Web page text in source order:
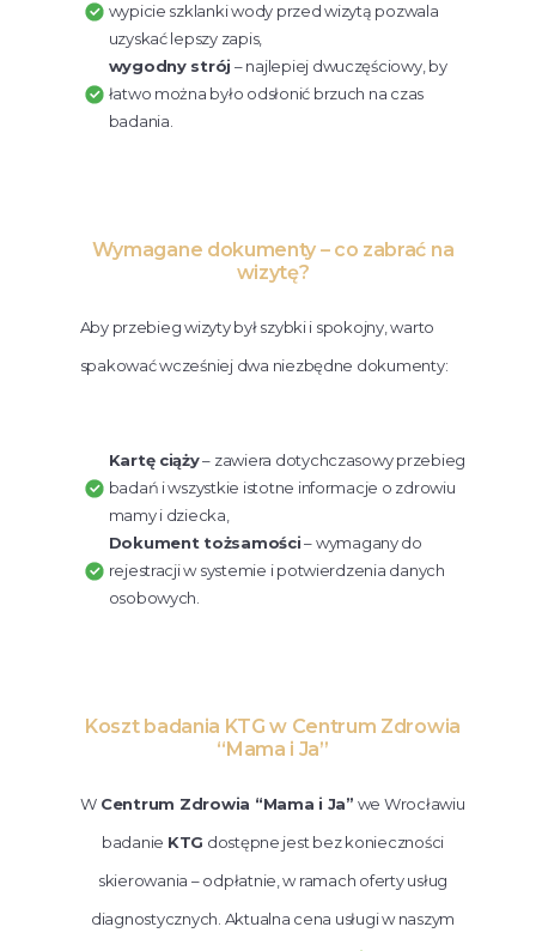
wypicie szklanki wody przed wizytą pozwala
uzyskać lepszy zapis,
wygodny strój – najlepiej dwuczęściowy, by
łatwo można było odsłonić brzuch na czas
badania.
Wymagane dokumenty – co zabrać na
wizytę?
Aby przebieg wizyty był szybki i spokojny, warto
spakować wcześniej dwa niezbędne dokumenty:
Kartę ciąży– zawiera dotychczasowy przebieg
badań i wszystkie istotne informacje o zdrowiu
mamy i dziecka,
Dokument tożsamości– wymagany do
rejestracji w systemie i potwierdzenia danych
osobowych.
Koszt badania KTG w Centrum Zdrowia
“Mama i Ja”
W Centrum Zdrowia “Mama i Ja” we Wrocławiu
badanie KTG dostępne jest bez konieczności
skierowania – odpłatnie, w ramach oferty usług
diagnostycznych. Aktualna cena usługi w naszym